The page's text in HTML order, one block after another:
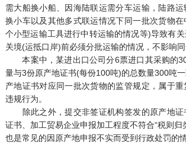
需大船换小船、因海陆联运需分车运输，陆路
换小车以及其他多式联运情况下同一批次货物
个小型运输工具进行中转运输的情况等)导致有
关境(运抵口岸)前必须分批运输的情况，不影响同
本案中，某进出口公司分6票进口其采购的
量与3份原产地证书(每份100吨)的总数量300吨
产地证书对应同一批次货物的监管规定，属于
违规行为。
除此之外，提交非签证机构签发的原产地证
证书、加工贸易企业申报加工程度不符合“税则归
也是常见的因原产地申报不实而受到行政处罚的情